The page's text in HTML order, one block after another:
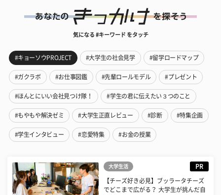
気になる #キーワード をタッチ
#キョーソウPROJECT #大学生の社会見学 #留学ロードマップ
#ガクラボ #お仕事図鑑 #先輩ロールモデル #プレゼント
#ほんとにいい会社見つけ隊！ #学生の君に伝えたい３つのこと
#もやもや解決ゼミ #大学生正直レビュー #診断 #特集企画
#学生インタビュー #恋愛特集 #お金の授業
大学生活 PR
【チーズ好き必見】ブッラータチーズ
でどこまで広がる？ 大学生が挑んだ自